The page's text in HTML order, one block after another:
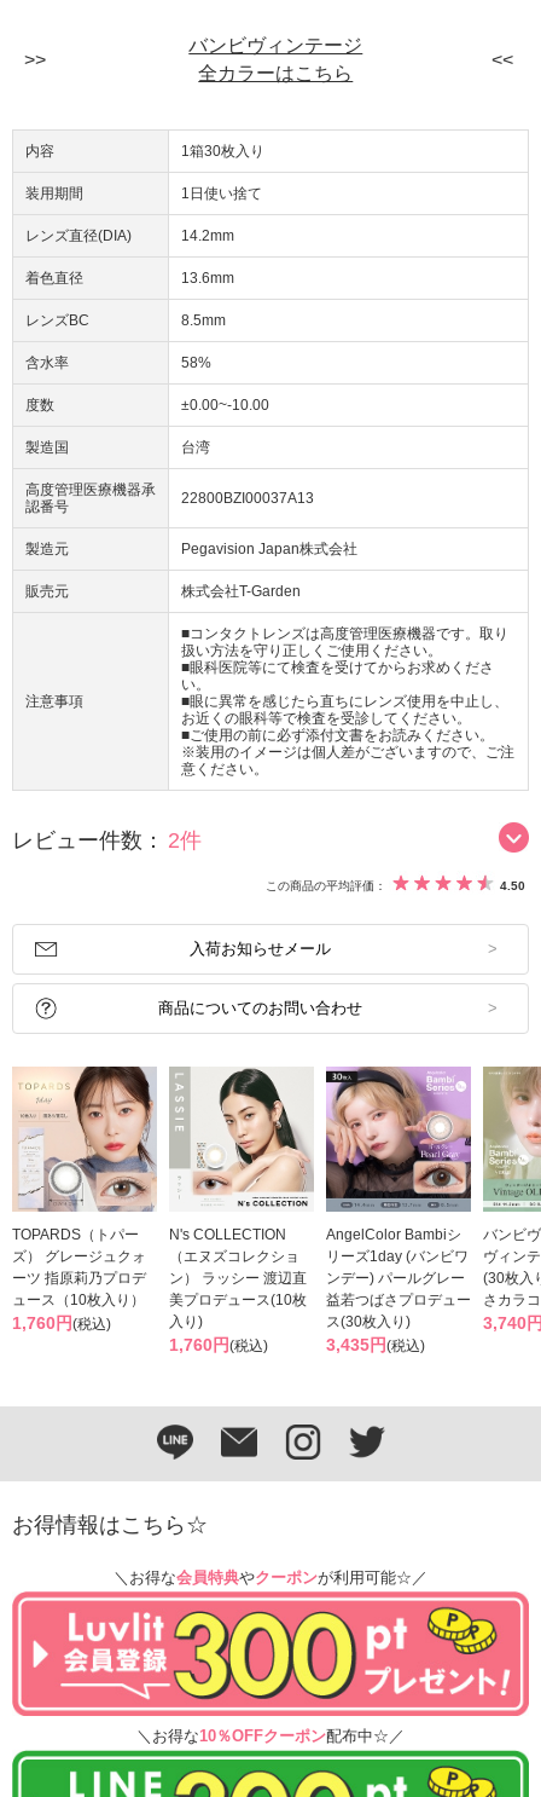
バンビヴィンテージ
全カラーはこちら
内容 1箱30枚入り
装用期間 1日使い捨て
レンズ直径(DIA) 14.2mm
着色直径 13.6mm
レンズBC 8.5mm
含水率 58%
度数 ±0.00~-10.00
製造国 台湾
高度管理医療機器承
認番号
22800BZI00037A13
製造元 Pegavision Japan株式会社
販売元 株式会社T-Garden
注意事項
■コンタクトレンズは高度管理医療機器です。取り
扱い方法を守り正しくご使用ください。
■眼科医院等にて検査を受けてからお求めくださ
い。
■眼に異常を感じたら直ちにレンズ使用を中止し、
お近くの眼科等で検査を受診してください。
■ご使用の前に必ず添付文書をお読みください。
※装用のイメージは個人差がございますので、ご注
意ください。
レビュー件数： 2件
この商品の平均評価： 4.50
入荷お知らせメール
商品についてのお問い合わせ
TOPARDS（トパー
ズ） グレージュクォ
ーツ 指原莉乃プロデ
ュース（10枚入り）
1,760円(税込)
N's COLLECTION
（エヌズコレクショ
ン） ラッシー 渡辺直
美プロデュース(10枚
入り)
1,760円(税込)
AngelColor Bambiシ
リーズ1day (バンビワ
ンデー) パールグレー
益若つばさプロデュー
ス(30枚入り)
3,435円(税込)
バンビ
ヴィン
(30枚入
さカラ
3,740
お得情報はこちら☆
＼お得な会員特典やクーポンが利用可能☆／
＼お得な10％OFFクーポン配布中☆／